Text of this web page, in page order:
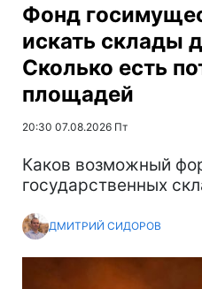
Фонд
искать склады
Сколько есть
площадей
20:30 07.08.2026 Пт
Каков возможный
государственных
ДМИТРИЙ СИДОРОВ